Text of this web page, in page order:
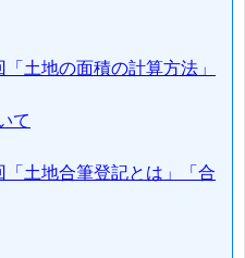
土地の面積の計算方法」
て
「土地合筆登記とは」「合